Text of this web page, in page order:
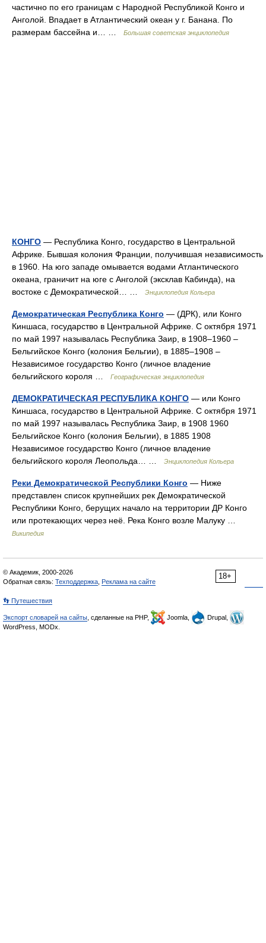
частично по его границам с Народной Республикой Конго и
Анголой. Впадает в Атлантический океан у г. Банана. По
размерам бассейна и… …
Большая советская энциклопедия
КОНГО — Республика Конго, государство в Центральной
Африке. Бывшая колония Франции, получившая независимость
в 1960. На юго западе омывается водами Атлантического
океана, граничит на юге с Анголой (эксклав Кабинда), на
востоке с Демократической… …
Энциклопедия Кольера
Демократическая Республика Конго — (ДРК), или Конго
Киншаса, государство в Центральной Африке. С октября 1971
по май 1997 называлась Республика Заир, в 1908–1960 –
Бельгийское Конго (колония Бельгии), в 1885–1908 –
Независимое государство Конго (личное владение
бельгийского короля …
Географическая энциклопедия
ДЕМОКРАТИЧЕСКАЯ РЕСПУБЛИКА КОНГО — или Конго
Киншаса, государство в Центральной Африке. С октября 1971
по май 1997 называлась Республика Заир, в 1908 1960
Бельгийское Конго (колония Бельгии), в 1885 1908
Независимое государство Конго (личное владение
бельгийского короля Леопольда… …
Энциклопедия Кольера
Реки Демократической Республики Конго — Ниже
представлен список крупнейших рек Демократической
Республики Конго, берущих начало на территории ДР Конго
или протекающих через неё. Река Конго возле Малуку …
Википедия
18+
© Академик, 2000-2026
Обратная связь: Техподдержка Реклама на сайте
👣 Путешествия
Экспорт словарей на сайты , сделанные на PHP, Joomla,
Drupal,
WordPress, MODx.